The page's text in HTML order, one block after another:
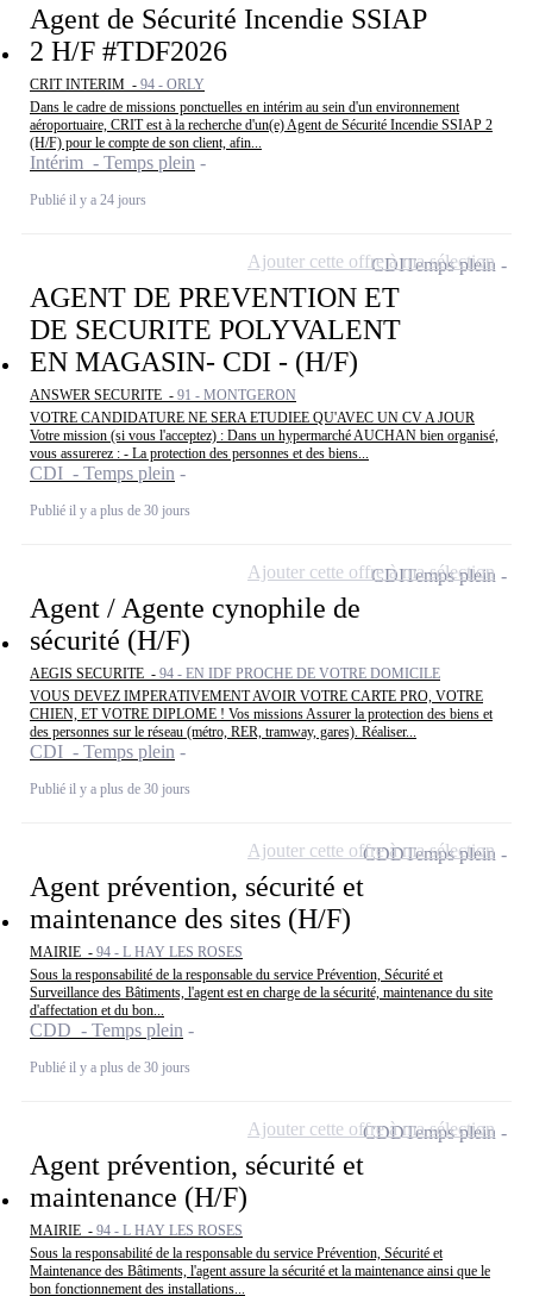
Agent de Sécurité Incendie SSIAP
2 H/F #TDF2026
CRIT INTERIM - 94 - ORLY
Dans le cadre de missions ponctuelles en intérim au sein d'un environnement
aéroportuaire, CRIT est à la recherche d'un(e) Agent de Sécurité Incendie SSIAP 2
(H/F) pour le compte de son client, afin...
Intérim - Temps plein
Publié il y a 24 jours
AGENT DE PREVENTION ET
DE SECURITE POLYVALENT
EN MAGASIN- CDI - (H/F)
ANSWER SECURITE - 91 - MONTGERON
VOTRE CANDIDATURE NE SERA ETUDIEE QU'AVEC UN CV A JOUR
Votre mission (si vous l'acceptez) : Dans un hypermarché AUCHAN bien organisé,
vous assurerez : - La protection des personnes et des biens...
CDI - Temps plein
Publié il y a plus de 30 jours
CDITemps plein
Ajouter cette offre à ma sélection
Agent / Agente cynophile de
sécurité (H/F)
AEGIS SECURITE - 94 - EN IDF PROCHE DE VOTRE DOMICILE
VOUS DEVEZ IMPERATIVEMENT AVOIR VOTRE CARTE PRO, VOTRE
CHIEN, ET VOTRE DIPLOME ! Vos missions Assurer la protection des biens et
des personnes sur le réseau (métro, RER, tramway, gares). Réaliser...
CDI - Temps plein
Publié il y a plus de 30 jours
CDITemps plein
Ajouter cette offre à ma sélection
Agent prévention, sécurité et
maintenance des sites (H/F)
MAIRIE - 94 - L HAY LES ROSES
Sous la responsabilité de la responsable du service Prévention, Sécurité et
Surveillance des Bâtiments, l'agent est en charge de la sécurité, maintenance du site
d'affectation et du bon...
CDD - Temps plein
Publié il y a plus de 30 jours
CDDTemps plein
Ajouter cette offre à ma sélection
Agent prévention, sécurité et
maintenance (H/F)
MAIRIE - 94 - L HAY LES ROSES
Sous la responsabilité de la responsable du service Prévention, Sécurité et
Maintenance des Bâtiments, l'agent assure la sécurité et la maintenance ainsi que le
bon fonctionnement des installations...
CDDTemps plein
Ajouter cette offre à ma sélection